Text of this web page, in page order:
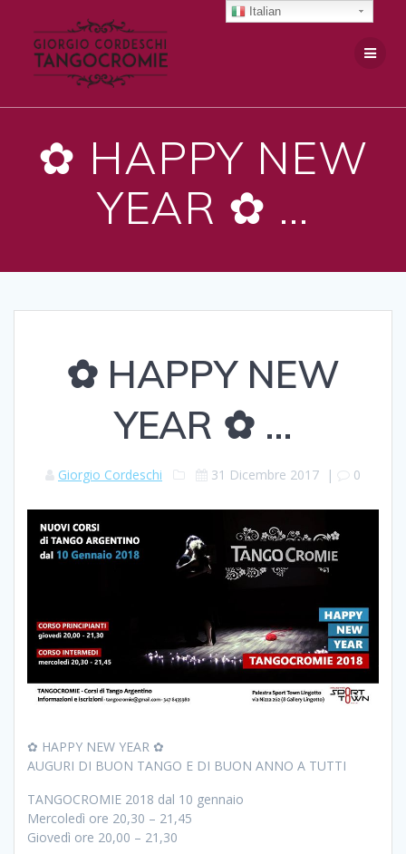
✿ HAPPY NEW
YEAR ✿ …
✿ HAPPY NEW
YEAR ✿ …
Giorgio Cordeschi 31 Dicembre 2017 | 0
✿ HAPPY NEW YEAR ✿
AUGURI DI BUON TANGO E DI BUON ANNO A TUTTI
TANGOCROMIE 2018 dal 10 gennaio
Mercoledì ore 20,30 – 21,45
Giovedì ore 20,00 – 21,30
Italian